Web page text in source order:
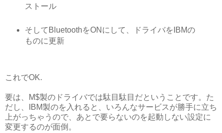
ストール
そしてBluetoothをONにして、ドライバをIBMの
ものに更新
これでOK.
要は、M$製のドライバでは駄目駄目だということです。た
だし、IBM製のを入れると、いろんなサービスが勝手に立ち
上がっちゃうので、あとで要らないのを起動しない設定に
変更するのが面倒。